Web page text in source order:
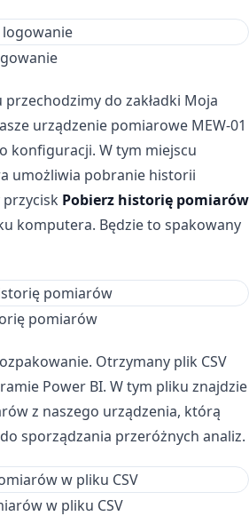
do zakładki Moja
urządzenie pomiarowe MEW-01
konfiguracji. W tym miejscu
umożliwia pobranie historii
Pobierz historię pomiarów
komputera. Będzie to spakowany
pomiarów
Otrzymany plik CSV
Power BI. W tym pliku znajdzie
z naszego urządzenia, którą
sporządzania przeróżnych analiz.
w pliku CSV